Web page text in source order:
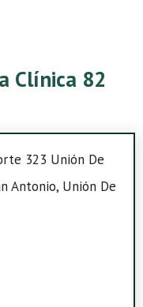
Clínica 82
323 Unión De
Antonio, Unión De